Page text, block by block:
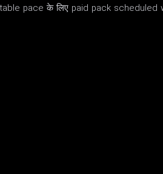
pace के लिए paid pack scheduled